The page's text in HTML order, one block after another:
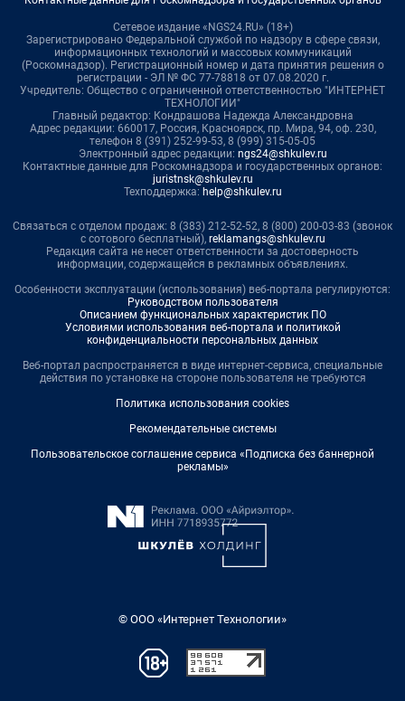
Сетевое издание «NGS24.RU» (18+)
Зарегистрировано Федеральной службой по надзору в сфере связи,
информационных технологий и массовых коммуникаций
(Роскомнадзор). Регистрационный номер и дата принятия решения о
регистрации - ЭЛ № ФС 77-78818 от 07.08.2020 г.
Учредитель: Общество с ограниченной ответственностью "ИНТЕРНЕТ
ТЕХНОЛОГИИ"
Главный редактор: Кондрашова Надежда Александровна
Адрес редакции: 660017, Россия, Красноярск, пр. Мира, 94, оф. 230,
телефон 8 (391) 252-99-53, 8 (999) 315-05-05
Электронный адрес редакции: ngs24@shkulev.ru
Контактные данные для Роскомнадзора и государственных органов:
juristnsk@shkulev.ru
Техподдержка: help@shkulev.ru
Связаться с отделом продаж: 8 (383) 212-52-52, 8 (800) 200-03-83 (звонок
с сотового бесплатный), reklamangs@shkulev.ru
Редакция сайта не несет ответственности за достоверность
информации, содержащейся в рекламных объявлениях.
Особенности эксплуатации (использования) веб-портала регулируются:
Руководством пользователя
Описанием функциональных характеристик ПО
Условиями использования веб-портала и политикой
конфиденциальности персональных данных
Веб-портал распространяется в виде интернет-сервиса, специальные
действия по установке на стороне пользователя не требуются
Политика использования cookies
Рекомендательные системы
Пользовательское соглашение сервиса «Подписка без баннерной
рекламы»
© ООО «Интернет Технологии»